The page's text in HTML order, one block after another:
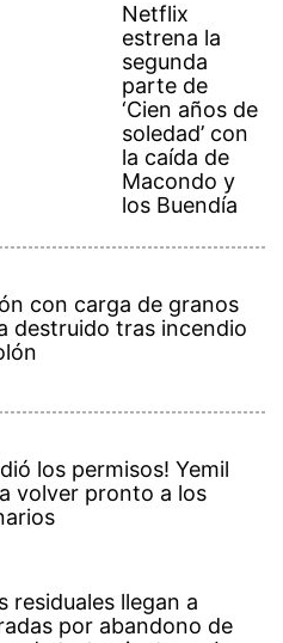
Netflix
estrena la
segunda
parte de
‘Cien años de
soledad’ con
la caída de
Macondo y
los Buendía
con carga de granos
destruido tras incendio
los permisos! Yemil
volver pronto a los
residuales llegan a
por abandono de